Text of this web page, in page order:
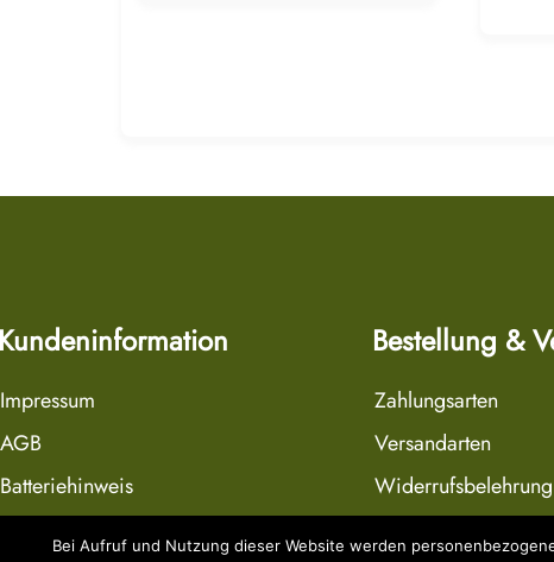
Impressum
AGB
Batteriehinweis
Bestellung &
Zahlungsarten
Versandarten
Widerrufsbelehrung
Bei Aufruf und Nutzung dieser Website werden